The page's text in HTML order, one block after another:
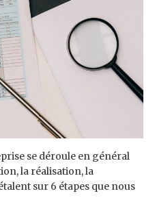
se déroule en général
la réalisation, la
sur 6 étapes que nous